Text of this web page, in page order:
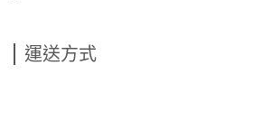
運送方式